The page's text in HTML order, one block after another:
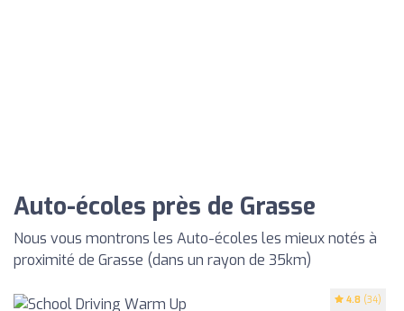
Auto-écoles près de Grasse
Nous vous montrons les Auto-écoles les mieux notés à
proximité de Grasse (dans un rayon de 35km)
4.8 (34)